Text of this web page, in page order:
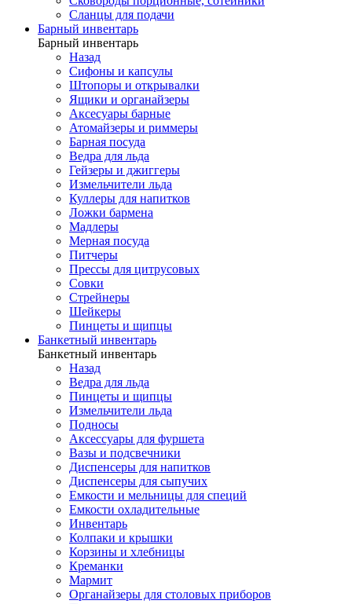
Сланцы для подачи
Барный инвентарь
Барный инвентарь
Назад
Сифоны и капсулы
Штопоры и открывалки
Ящики и органайзеры
Аксесуары барные
Атомайзеры и риммеры
Барная посуда
Ведра для льда
Гейзеры и джиггеры
Измельчители льда
Куллеры для напитков
Ложки бармена
Мадлеры
Мерная посуда
Питчеры
Прессы для цитрусовых
Совки
Стрейнеры
Шейкеры
Пинцеты и щипцы
Банкетный инвентарь
Банкетный инвентарь
Назад
Ведра для льда
Пинцеты и щипцы
Измельчители льда
Подносы
Аксессуары для фуршета
Вазы и подсвечники
Диспенсеры для напитков
Диспенсеры для сыпучих
Емкости и мельницы для специй
Емкости охладительные
Инвентарь
Колпаки и крышки
Корзины и хлебницы
Креманки
Мармит
Органайзеры для столовых приборов